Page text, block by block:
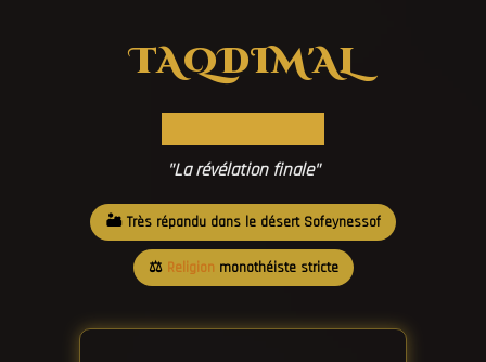
TAQDIM'AL
"La révélation finale"
🏜️ Très répandu dans le désert Sofeynessof
⚖️ Religion monothéiste stricte